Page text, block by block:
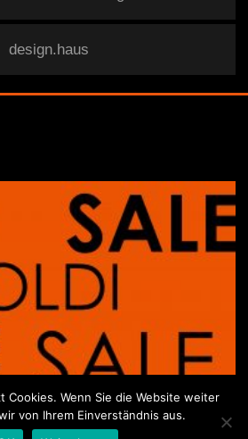
design.haus
Cookies. Wenn Sie die Website weiter
von Ihrem Einverständnis aus.